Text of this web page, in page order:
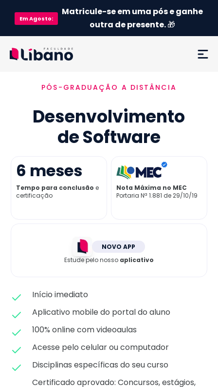
EmAgosto:
Matricule-se em uma pós e ganhe
outra de presente.🎁
Ementa
Como funciona
Credenciamento MEC
Preço
Já sou aluno
PÓS-GRADUAÇÃO A DISTÂNCIA
Desenvolvimento
de Software
6 meses
Tempo para conclusão e
certificação
Nota Máxima no MEC
Portaria Nª 1.881 de 29/10/19
NOVO APP
Estude pelo nosso aplicativo
Início imediato
Aplicativo mobile do portal do aluno
100% online com videoaulas
Acesse pelo celular ou computador
Disciplinas específicas do seu curso
Certificado aprovado: Concursos, estágios,